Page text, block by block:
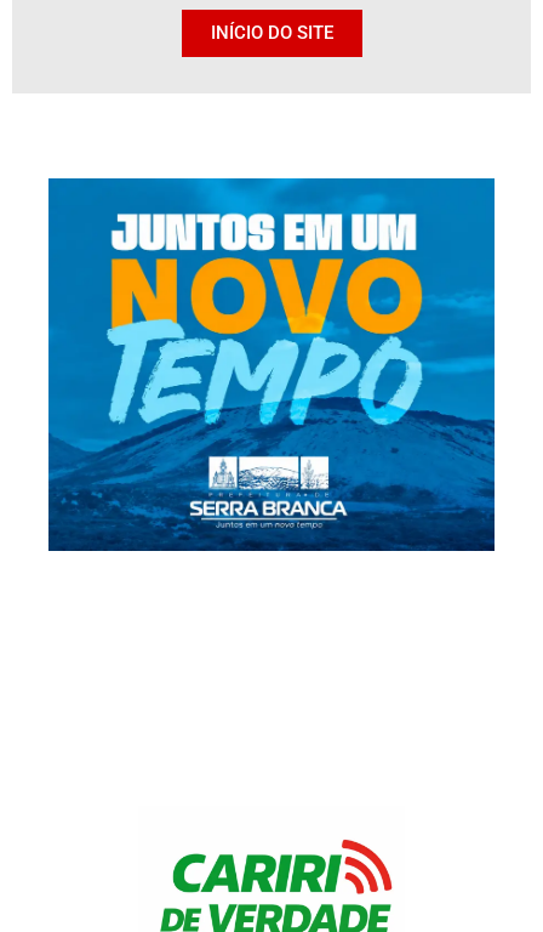
INÍCIO DO SITE